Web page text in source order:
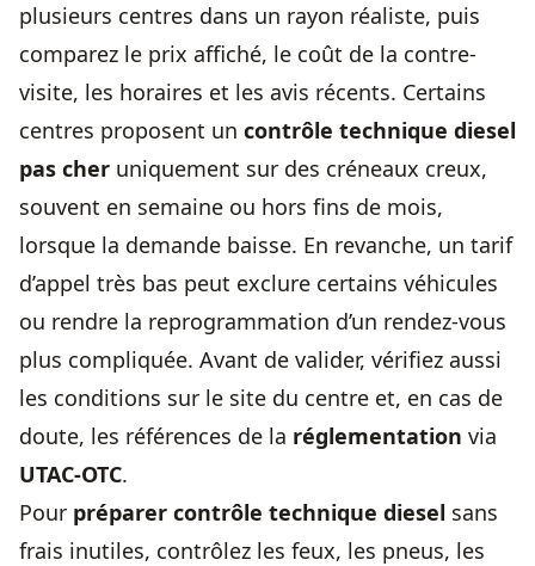
plusieurs centres dans un rayon réaliste, puis
comparez le prix affiché, le coût de la contre-
visite, les horaires et les avis récents. Certains
centres proposent un contrôle technique diesel
pas cher uniquement sur des créneaux creux,
souvent en semaine ou hors fins de mois,
lorsque la demande baisse. En revanche, un tarif
d’appel très bas peut exclure certains véhicules
ou rendre la reprogrammation d’un rendez-vous
plus compliquée. Avant de valider, vérifiez aussi
les conditions sur le site du centre et, en cas de
doute, les références de la réglementation via
UTAC-OTC.
Pour préparer contrôle technique diesel sans
frais inutiles, contrôlez les feux, les pneus, les